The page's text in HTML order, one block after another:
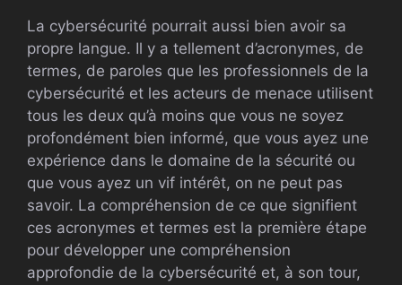
La cybersécurité pourrait aussi bien avoir sa
propre langue. Il y a tellement d’acronymes, de
termes, de paroles que les professionnels de la
cybersécurité et les acteurs de menace utilisent
tous les deux qu’à moins que vous ne soyez
profondément bien informé, que vous ayez une
expérience dans le domaine de la sécurité ou
que vous ayez un vif intérêt, on ne peut pas
savoir. La compréhension de ce que signifient
ces acronymes et termes est la première étape
pour développer une compréhension
approfondie de la cybersécurité et, à son tour,